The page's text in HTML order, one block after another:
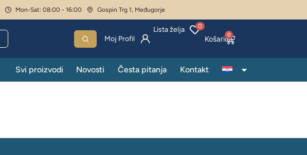
Mon-Sat: 08:00 - 16:00 Gospin Trg 1, Međugorje
Lista želja 0
Moj Profil 0
Svi proizvodi Novosti Česta pitanja Kontakt